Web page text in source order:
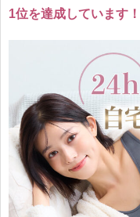
1位を達成しています！